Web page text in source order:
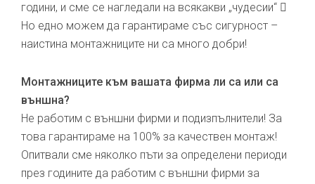
години, и сме се нагледали на всякакви „чудесии“ 
Но едно можем да гарантираме със сигурност –
наистина монтажниците ни са много добри!
Монтажниците към вашата фирма ли са или са
външна?
Не работим с външни фирми и подизпълнители! За
това гарантираме на 100% за качествен монтаж!
Опитвали сме няколко пъти за определени периоди
през годините да работим с външни фирми за